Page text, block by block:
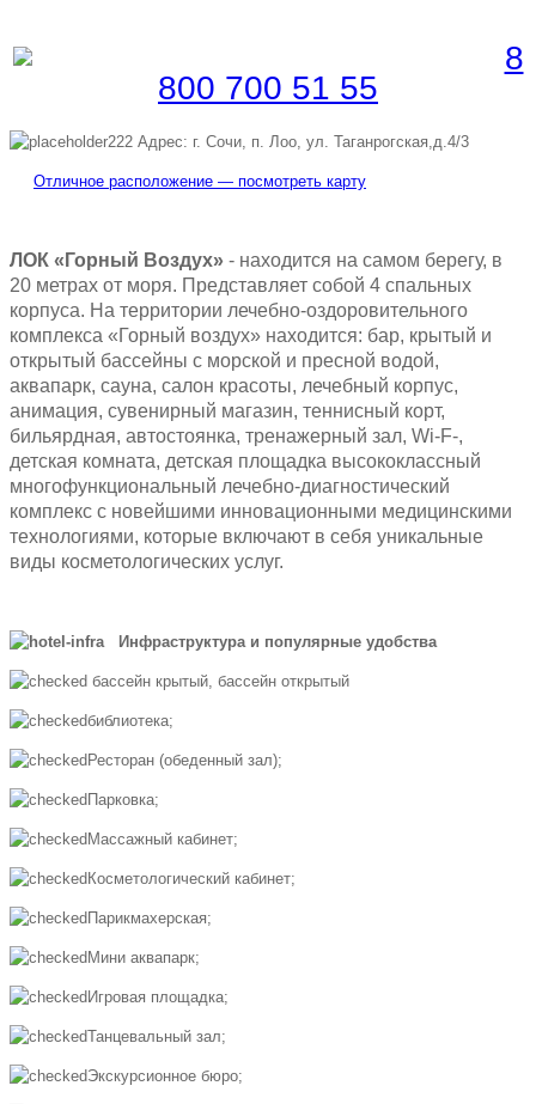
8
800 700 51 55
Адрес: г. Сочи, п. Лоо, ул. Таганрогская,д.4/3
Отличное расположение — посмотреть карту
ЛОК «Горный Воздух» - находится на самом берегу, в
20 метрах от моря. Представляет собой 4 спальных
корпуса. На территории лечебно-оздоровительного
комплекса «Горный воздух» находится: бар, крытый и
открытый бассейны с морской и пресной водой,
аквапарк, сауна, салон красоты, лечебный корпус,
анимация, сувенирный магазин, теннисный корт,
бильярдная, автостоянка, тренажерный зал, Wi-F-,
детская комната, детская площадка высококлассный
многофункциональный лечебно-диагностический
комплекс с новейшими инновационными медицинскими
технологиями, которые включают в себя уникальные
виды косметологических услуг.
Инфраструктура и популярные удобства
бассейн крытый, бассейн открытый
библиотека;
Ресторан (обеденный зал);
Парковка;
Массажный кабинет;
Косметологический кабинет;
Парикмахерская;
Мини аквапарк;
Игровая площадка;
Танцевальный зал;
Экскурсионное бюро;